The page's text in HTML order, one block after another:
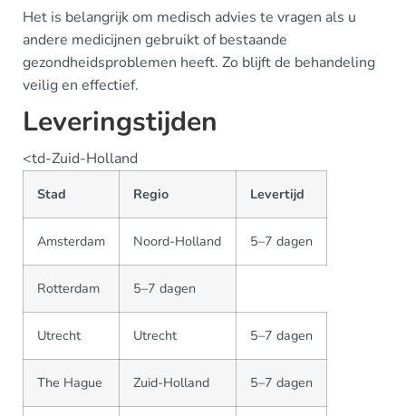
Het is belangrijk om medisch advies te vragen als u
andere medicijnen gebruikt of bestaande
gezondheidsproblemen heeft. Zo blijft de behandeling
veilig en effectief.
Leveringstijden
<td-Zuid-Holland
Stad Regio Levertijd
Amsterdam Noord-Holland 5–7 dagen
Rotterdam 5–7 dagen
Utrecht Utrecht 5–7 dagen
The Hague Zuid-Holland 5–7 dagen